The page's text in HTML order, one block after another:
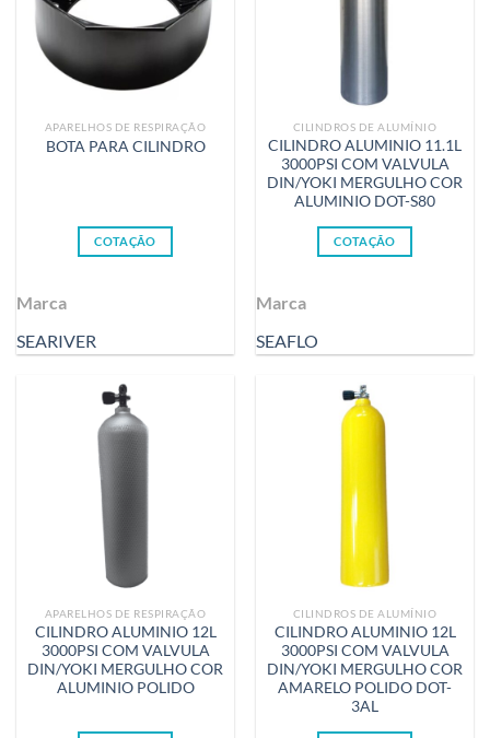
APARELHOS DE RESPIRAÇÃO
BOTA PARA CILINDRO
COTAÇÃO
Marca
SEARIVER
CILINDROS DE ALUMÍNIO
CILINDRO ALUMINIO 11.1L
3000PSI COM VALVULA
DIN/YOKI MERGULHO COR
ALUMINIO DOT-S80
COTAÇÃO
Marca
SEAFLO
APARELHOS DE RESPIRAÇÃO
CILINDRO ALUMINIO 12L
3000PSI COM VALVULA
DIN/YOKI MERGULHO COR
ALUMINIO POLIDO
CILINDROS DE ALUMÍNIO
CILINDRO ALUMINIO 12L
3000PSI COM VALVULA
DIN/YOKI MERGULHO COR
AMARELO POLIDO DOT-
3AL